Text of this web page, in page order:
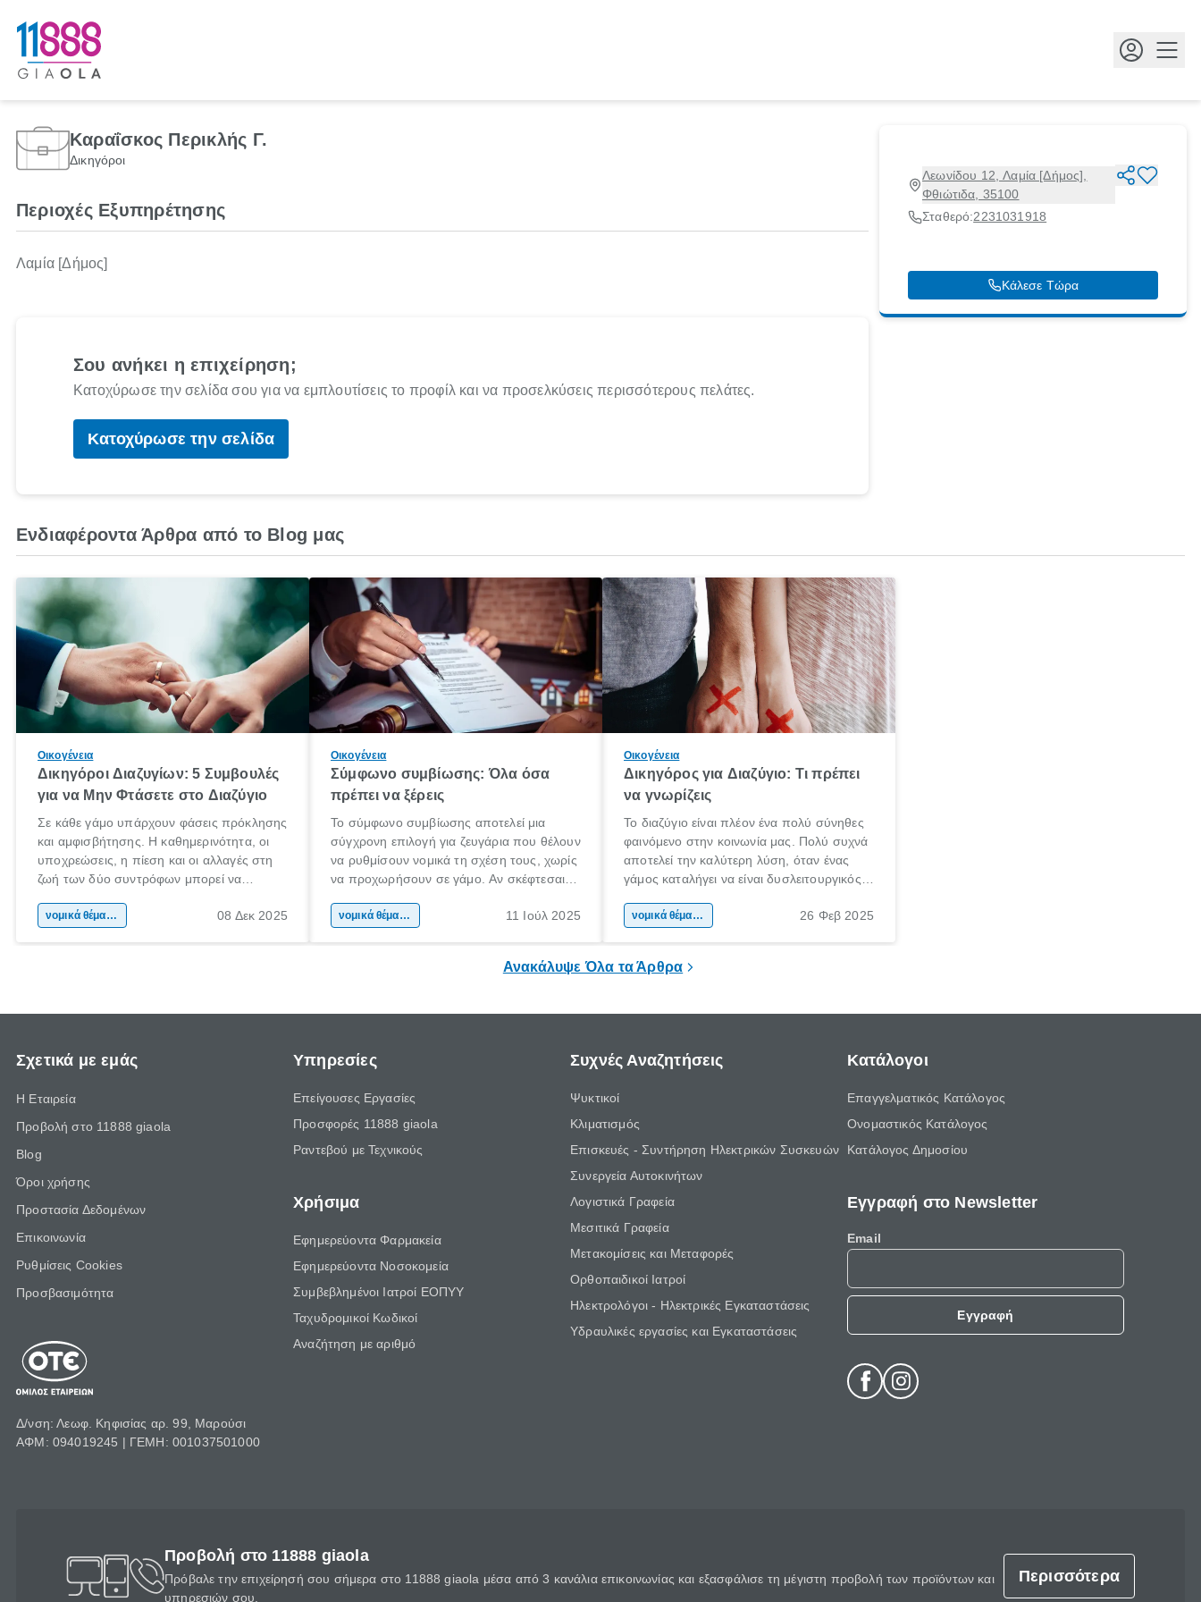
Καραΐσκος Περικλής Γ.
Δικηγόροι
Λεωνίδου 12, Λαμία [Δήμος],
Φθιώτιδα, 35100
Σταθερό:2231031918
Κάλεσε Τώρα
Περιοχές Εξυπηρέτησης
Λαμία [Δήμος]
Σου ανήκει η επιχείρηση;
Κατοχύρωσε την σελίδα σου για να εμπλουτίσεις το προφίλ και να προσελκύσεις περισσότερους πελάτες.
Κατοχύρωσε την σελίδα
Ενδιαφέροντα Άρθρα από το Blog μας
Οικογένεια
Δικηγόροι Διαζυγίων: 5 Συμβουλές
για να Μην Φτάσετε στο Διαζύγιο
Σε κάθε γάμο υπάρχουν φάσεις πρόκλησης
και αμφισβήτησης. Η καθημερινότητα, οι
υποχρεώσεις, η πίεση και οι αλλαγές στη
ζωή των δύο συντρόφων μπορεί να
Όταν οι διαφωνίες πληθαίνουν και η
νομικά θέματα & συμβουλές 08 Δεκ 2025
Οικογένεια
Σύμφωνο συμβίωσης: Όλα όσα
πρέπει να ξέρεις
Το σύμφωνο συμβίωσης αποτελεί μια
σύγχρονη επιλογή για ζευγάρια που θέλουν
να ρυθμίσουν νομικά τη σχέση τους, χωρίς
να προχωρήσουν σε γάμο. Αν σκέφτεσαι
θέλεις απλώς να ενημερωθείς για τις
νομικά θέματα & συμβουλές 11 Ιούλ 2025
Οικογένεια
Δικηγόρος για Διαζύγιο: Τι πρέπει
να γνωρίζεις
Το διαζύγιο είναι πλέον ένα πολύ σύνηθες
φαινόμενο στην κοινωνία μας. Πολύ συχνά
αποτελεί την καλύτερη λύση, όταν ένας
γάμος καταλήγει να είναι δυσλειτουργικός
δύο συζύγους. Είτε είναι συναινετικό είτε
νομικά θέματα & συμβουλές 26 Φεβ 2025
Ανακάλυψε Όλα τα Άρθρα
Σχετικά με εμάς
Η Εταιρεία
Προβολή στο 11888 giaola
Blog
Όροι χρήσης
Προστασία Δεδομένων
Επικοινωνία
Ρυθμίσεις Cookies
Προσβασιμότητα
Δ/νση: Λεωφ. Κηφισίας αρ. 99, Μαρούσι
ΑΦΜ: 094019245 | ΓΕΜΗ: 001037501000
Υπηρεσίες
Επείγουσες Εργασίες
Προσφορές 11888 giaola
Ραντεβού με Τεχνικούς
Χρήσιμα
Εφημερεύοντα Φαρμακεία
Εφημερεύοντα Νοσοκομεία
Συμβεβλημένοι Ιατροί ΕΟΠΥΥ
Ταχυδρομικοί Κωδικοί
Αναζήτηση με αριθμό
Συχνές Αναζητήσεις
Ψυκτικοί
Κλιματισμός
Επισκευές - Συντήρηση Ηλεκτρικών Συσκευών
Συνεργεία Αυτοκινήτων
Λογιστικά Γραφεία
Μεσιτικά Γραφεία
Μετακομίσεις και Μεταφορές
Ορθοπαιδικοί Ιατροί
Ηλεκτρολόγοι - Ηλεκτρικές Εγκαταστάσεις
Υδραυλικές εργασίες και Εγκαταστάσεις
Κατάλογοι
Επαγγελματικός Κατάλογος
Ονομαστικός Κατάλογος
Κατάλογος Δημοσίου
Εγγραφή στο Newsletter
Email
Εγγραφή
Προβολή στο 11888 giaola
Πρόβαλε την επιχείρησή σου σήμερα στο 11888 giaola μέσα από 3 κανάλια επικοινωνίας και εξασφάλισε τη μέγιστη προβολή των προϊόντων και
υπηρεσιών σου.
Περισσότερα